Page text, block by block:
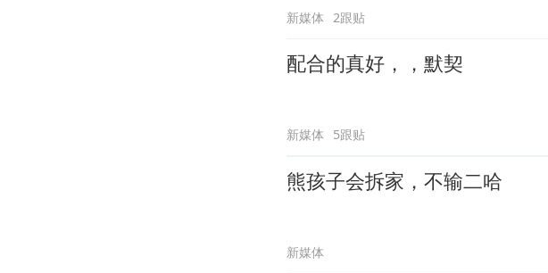
新媒体 2跟贴
配合的真好，，默契
新媒体 5跟贴
熊孩子会拆家，不输二哈
新媒体